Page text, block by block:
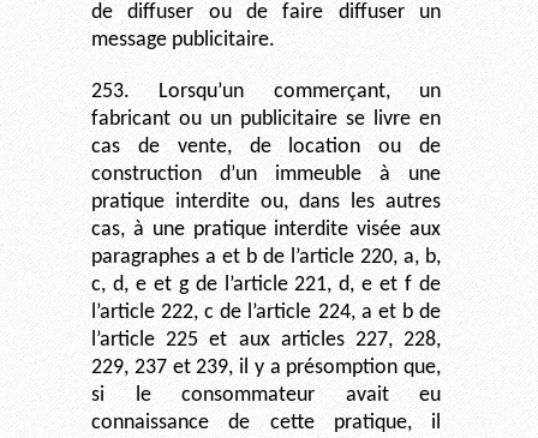
de diffuser ou de faire diffuser un
message publicitaire.
253. Lorsqu’un commerçant, un
fabricant ou un publicitaire se livre en
cas de vente, de location ou de
construction d’un immeuble à une
pratique interdite ou, dans les autres
cas, à une pratique interdite visée aux
paragraphes a et b de l’article 220, a, b,
c, d, e et g de l’article 221, d, e et f de
l’article 222, c de l’article 224, a et b de
l’article 225 et aux articles 227, 228,
229, 237 et 239, il y a présomption que,
si le consommateur avait eu
connaissance de cette pratique, il